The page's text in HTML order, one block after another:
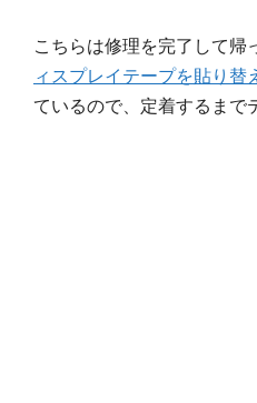
こちらは修理を完了して帰
ィスプレイテープを貼り替
ているので、定着するまで